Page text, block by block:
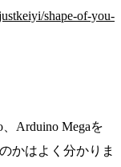
shape-of-you-
Arduino Megaを
かはよく分かりま